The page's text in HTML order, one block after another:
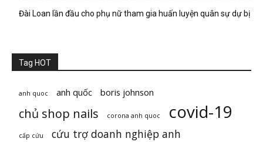
Đài Loan lần đầu cho phụ nữ tham gia huấn luyện quân sự dự bị
Tag HOT
anh quoc anh quốc boris johnson
chủ shop nails corona anh quoc covid-19
cấp cứu cứu trợ doanh nghiệp anh